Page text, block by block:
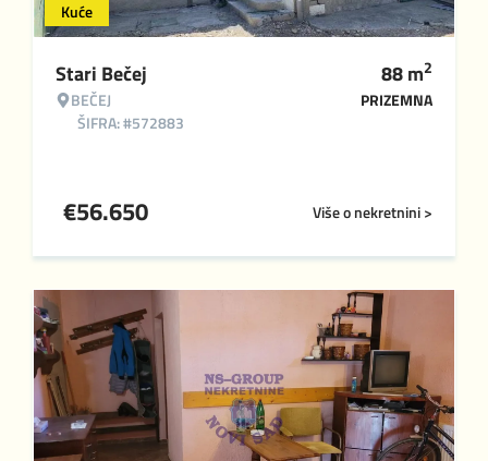
Kuće
Stari Bečej
BEČEJ
ŠIFRA: #572883
88m2
PRIZEMNA
Više o nekretnini >
€56.650